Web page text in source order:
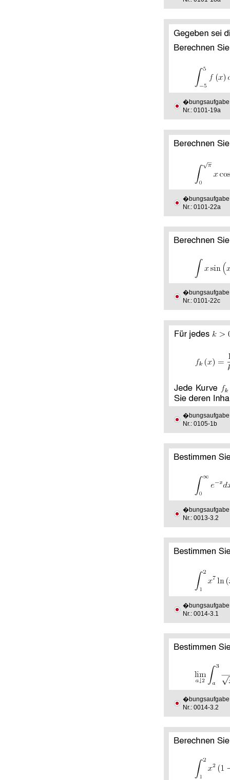
�bungsaufgabe
Nr.: 0101-19a
�bungsaufgabe
Nr.: 0101-22a
�bungsaufgabe
Nr.: 0101-22c
�bungsaufgabe
Nr.: 0105-1b
�bungsaufgabe
Nr.: 0013-3.2
�bungsaufgabe
Nr.: 0014-3.1
�bungsaufgabe
Nr.: 0014-3.2